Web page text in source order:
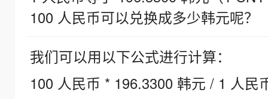
100 人民币可以兑换成多少韩元呢？
我们可以用以下公式进行计算：
100 人民币 * 196.3300 韩元 / 1 人民